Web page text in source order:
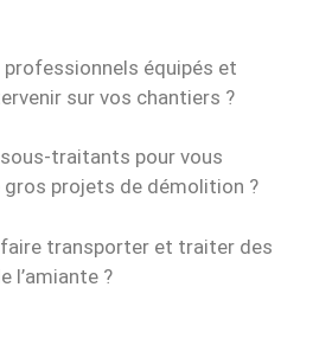
professionnels équipés et
sur vos chantiers ?
sous-traitants pour vous
gros projets de démolition ?
faire transporter et traiter des
l’amiante ?